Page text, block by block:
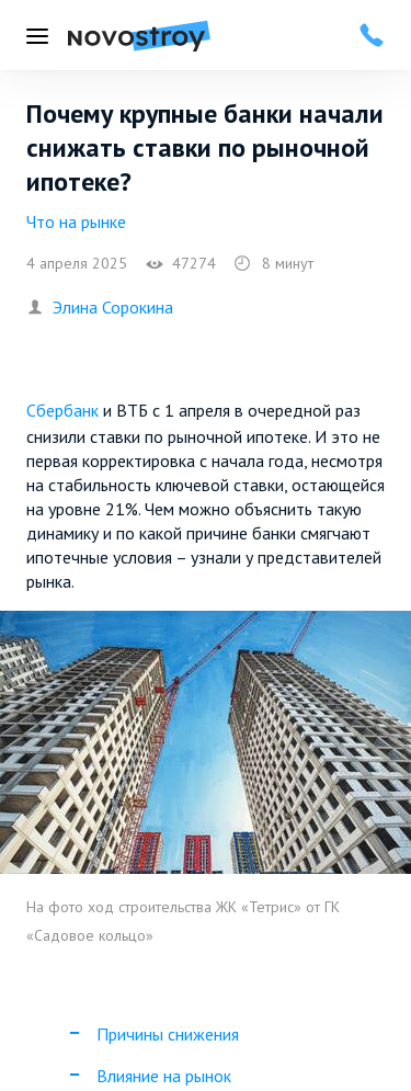
Меню
Почему крупные банки начали
снижать ставки по рыночной
ипотеке?
Что на рынке
4 апреля 2025 47274 8 минут
Элина Сорокина
Сбербанк и ВТБ с 1 апреля в очередной раз
снизили ставки по рыночной ипотеке. И это не
первая корректировка с начала года, несмотря
на стабильность ключевой ставки, остающейся
на уровне 21%. Чем можно объяснить такую
динамику и по какой причине банки смягчают
ипотечные условия – узнали у представителей
рынка.
На фото ход строительства ЖК «Тетрис» от ГК
«Садовое кольцо»
Причины снижения
Влияние на рынок